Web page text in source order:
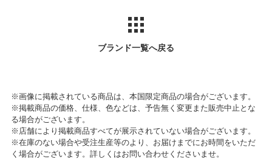
ブランド一覧へ戻る
※画像に掲載されている商品は、本国限定商品の場合がございます。
※掲載商品の価格、仕様、色などは、予告無く変更また販売中止とな
る場合がございます。
※店舗により掲載商品すべてが展示されていない場合がございます。
※在庫のない場合や受注生産等のより、お届けまでにお時間をいただ
く場合がございます。詳しくはお問い合わせくださいませ。